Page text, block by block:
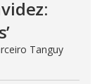
Tanguy